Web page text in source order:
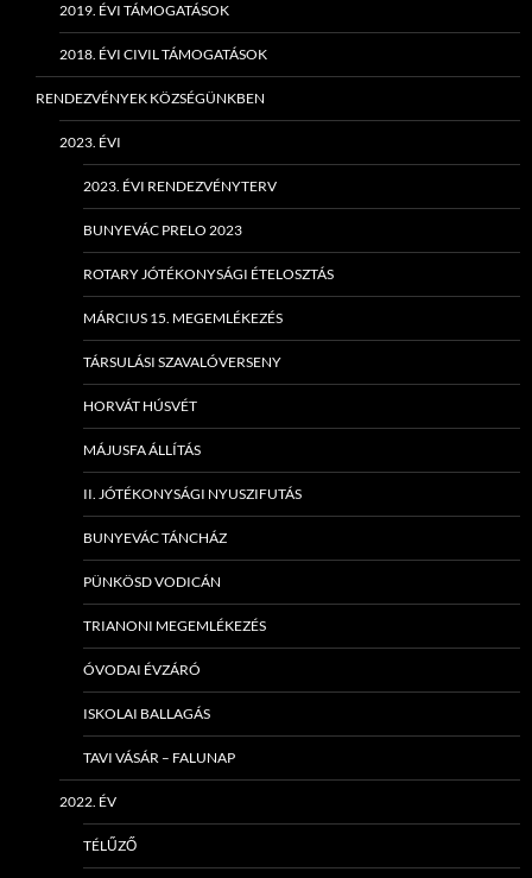
2019. ÉVI TÁMOGATÁSOK
2018. ÉVI CIVIL TÁMOGATÁSOK
RENDEZVÉNYEK KÖZSÉGÜNKBEN
2023. ÉVI
2023. ÉVI RENDEZVÉNYTERV
BUNYEVÁC PRELO 2023
ROTARY JÓTÉKONYSÁGI ÉTELOSZTÁS
MÁRCIUS 15. MEGEMLÉKEZÉS
TÁRSULÁSI SZAVALÓVERSENY
HORVÁT HÚSVÉT
MÁJUSFA ÁLLÍTÁS
II. JÓTÉKONYSÁGI NYUSZIFUTÁS
BUNYEVÁC TÁNCHÁZ
PÜNKÖSD VODICÁN
TRIANONI MEGEMLÉKEZÉS
ÓVODAI ÉVZÁRÓ
ISKOLAI BALLAGÁS
TAVI VÁSÁR – FALUNAP
2022. ÉV
TÉLŰZŐ